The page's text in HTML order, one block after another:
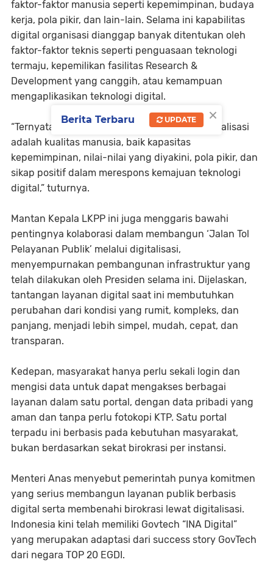
faktor-faktor manusia seperti kepemimpinan, budaya
kerja, pola pikir, dan lain-lain. Selama ini kapabilitas
digital organisasi dianggap banyak ditentukan oleh
faktor-faktor teknis seperti penguasaan teknologi
termaju, kepemilikan fasilitas Research &
Development yang canggih, atau kemampuan
mengaplikasikan teknologi digital.
“Ternyata faktor terpenting dalam proses digitalisasi
adalah kualitas manusia, baik kapasitas
kepemimpinan, nilai-nilai yang diyakini, pola pikir, dan
sikap positif dalam merespons kemajuan teknologi
digital,” tuturnya.
Mantan Kepala LKPP ini juga menggaris bawahi
pentingnya kolaborasi dalam membangun ‘Jalan Tol
Pelayanan Publik’ melalui digitalisasi,
menyempurnakan pembangunan infrastruktur yang
telah dilakukan oleh Presiden selama ini. Dijelaskan,
tantangan layanan digital saat ini membutuhkan
perubahan dari kondisi yang rumit, kompleks, dan
panjang, menjadi lebih simpel, mudah, cepat, dan
transparan.
Kedepan, masyarakat hanya perlu sekali login dan
mengisi data untuk dapat mengakses berbagai
layanan dalam satu portal, dengan data pribadi yang
aman dan tanpa perlu fotokopi KTP. Satu portal
terpadu ini berbasis pada kebutuhan masyarakat,
bukan berdasarkan sekat birokrasi per instansi.
Menteri Anas menyebut pemerintah punya komitmen
yang serius membangun layanan publik berbasis
digital serta membenahi birokrasi lewat digitalisasi.
Indonesia kini telah memiliki Govtech “INA Digital”
yang merupakan adaptasi dari success story GovTech
dari negara TOP 20 EGDI.
×
Berita Terbaru UPDATE